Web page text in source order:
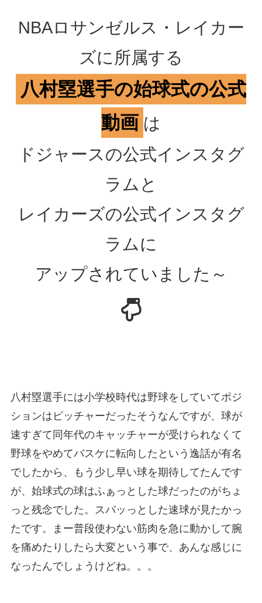
NBAロサンゼルス・レイカー
ズに所属する
八村塁選手の始球式の公式
動画 は
ドジャースの公式インスタグ
ラムと
レイカーズの公式インスタグ
ラムに
アップされていました～
八村塁選手には小学校時代は野球をしていてポジ
ションはピッチャーだったそうなんですが、球が
速すぎて同年代のキャッチャーが受けられなくて
野球をやめてバスケに転向したという逸話が有名
でしたから、もう少し早い球を期待してたんです
が、始球式の球はふぁっとした球だったのがちょ
っと残念でした。スバッっとした速球が見たかっ
たです。まー普段使わない筋肉を急に動かして腕
を痛めたりしたら大変という事で、あんな感じに
なったんでしょうけどね。。。